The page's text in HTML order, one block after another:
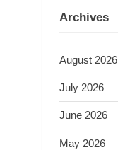
Archives
August 2026
July 2026
June 2026
May 2026